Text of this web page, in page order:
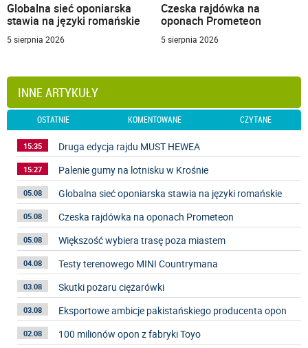
Globalna sieć oponiarska
stawia na języki romańskie
5 sierpnia 2026
Czeska rajdówka na
oponach Prometeon
5 sierpnia 2026
INNE ARTYKUŁY
OSTATNIE KOMENTOWANE CZYTANE
15:35 Druga edycja rajdu MUST HEWEA
15:27 Palenie gumy na lotnisku w Krośnie
05.08 Globalna sieć oponiarska stawia na języki romańskie
05.08 Czeska rajdówka na oponach Prometeon
05.08 Większość wybiera trasę poza miastem
04.08 Testy terenowego MINI Countrymana
03.08 Skutki pożaru ciężarówki
03.08 Eksportowe ambicje pakistańskiego producenta opon
02.08 100 milionów opon z fabryki Toyo